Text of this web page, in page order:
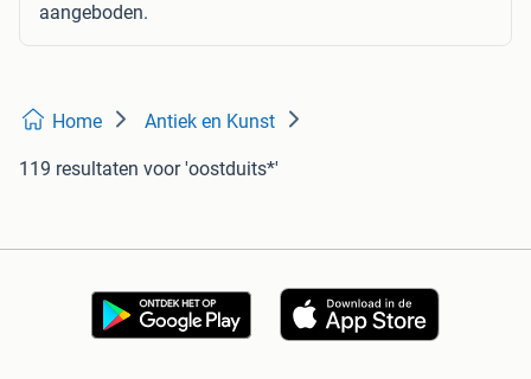
aangeboden.
Home Antiek en Kunst
119 resultaten voor 'oostduits*'